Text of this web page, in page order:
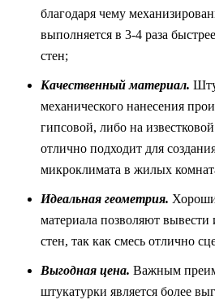
благодаря чему
выполняется в 3-4 раза
стен;
Качественный материал.
механического нанесения
гипсовой, либо на
отлично подходит для
микроклимата в жилых
Идеальная геометрия.
материала позволяют
стен, так как смесь отлично
Выгодная цена. Важным
штукатурки является более